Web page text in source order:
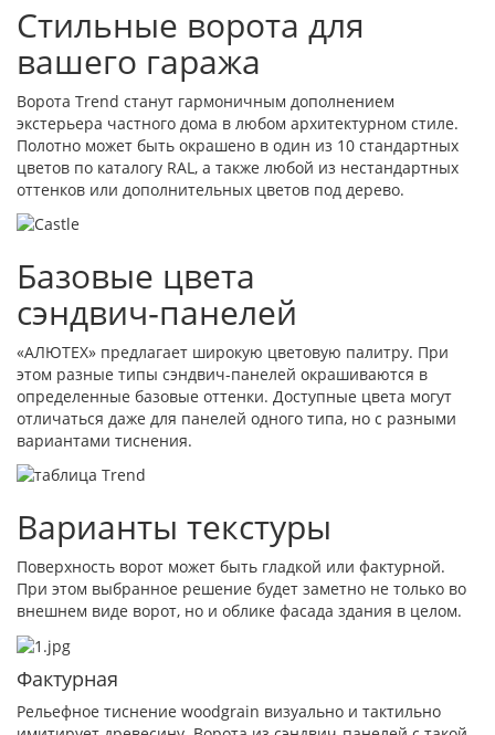
Стильные ворота для
вашего гаража
Ворота Trend станут гармоничным дополнением
экстерьера частного дома в любом архитектурном стиле.
Полотно может быть окрашено в один из 10 стандартных
цветов по каталогу RAL, а также любой из нестандартных
оттенков или дополнительных цветов под дерево.
Базовые цвета
сэндвич‑панелей
«АЛЮТЕХ» предлагает широкую цветовую палитру. При
этом разные типы сэндвич-панелей окрашиваются в
определенные базовые оттенки. Доступные цвета могут
отличаться даже для панелей одного типа, но с разными
вариантами тиснения.
Варианты текстуры
Поверхность ворот может быть гладкой или фактурной.
При этом выбранное решение будет заметно не только во
внешнем виде ворот, но и облике фасада здания в целом.
Фактурная
Рельефное тиснение woodgrain визуально и тактильно